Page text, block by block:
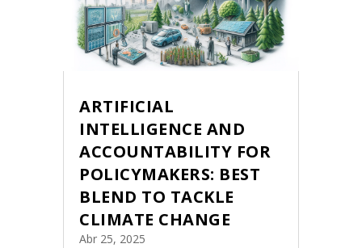
ARTIFICIAL
INTELLIGENCE AND
ACCOUNTABILITY FOR
POLICYMAKERS: BEST
BLEND TO TACKLE
CLIMATE CHANGE
Abr 25, 2025